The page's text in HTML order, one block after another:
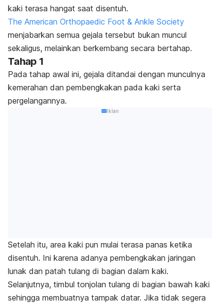
kaki terasa hangat saat disentuh.
The American Orthopaedic Foot & Ankle Society
menjabarkan semua gejala tersebut bukan muncul
sekaligus, melainkan berkembang secara bertahap.
Tahap 1
Pada tahap awal ini, gejala ditandai dengan munculnya
kemerahan dan pembengkakan pada kaki serta
pergelangannya.
Iklan
Setelah itu, area kaki pun mulai terasa panas ketika
disentuh. Ini karena adanya pembengkakan jaringan
lunak dan patah tulang di bagian dalam kaki.
Selanjutnya, timbul tonjolan tulang di bagian bawah kaki
sehingga membuatnya tampak datar. Jika tidak segera